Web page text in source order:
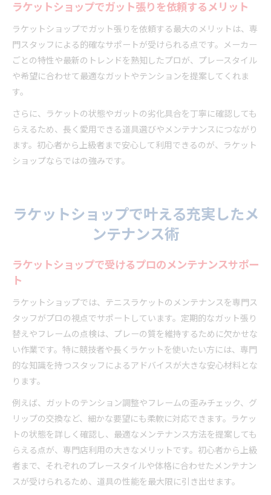
ラケットショップでガット張りを依頼するメリット
ラケットショップでガット張りを依頼する最大のメリットは、専
門スタッフによる的確なサポートが受けられる点です。メーカー
ごとの特性や最新のトレンドを熟知したプロが、プレースタイル
や希望に合わせて最適なガットやテンションを提案してくれま
す。
さらに、ラケットの状態やガットの劣化具合を丁寧に確認しても
らえるため、長く愛用できる道具選びやメンテナンスにつながり
ます。初心者から上級者まで安心して利用できるのが、ラケット
ショップならではの強みです。
ラケットショップで叶える充実したメ
ンテナンス術
ラケットショップで受けるプロのメンテナンスサポー
ト
ラケットショップでは、テニスラケットのメンテナンスを専門ス
タッフがプロの視点でサポートしています。定期的なガット張り
替えやフレームの点検は、プレーの質を維持するために欠かせな
い作業です。特に競技者や長くラケットを使いたい方には、専門
的な知識を持つスタッフによるアドバイスが大きな安心材料とな
ります。
例えば、ガットのテンション調整やフレームの歪みチェック、グ
リップの交換など、細かな要望にも柔軟に対応できます。ラケッ
トの状態を詳しく確認し、最適なメンテナンス方法を提案しても
らえる点が、専門店利用の大きなメリットです。初心者から上級
者まで、それぞれのプレースタイルや体格に合わせたメンテナン
スが受けられるため、道具の性能を最大限に引き出せます。